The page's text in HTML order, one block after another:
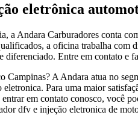
eletrônica
a Andara Carburadores conta
a oficina trabalha com
Entre em contato e
Campinas? A Andara atua no
Para uma maior
em contato conosco, você
dfv e injeção eletronica de